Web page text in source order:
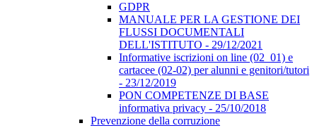
GDPR
MANUALE PER LA GESTIONE DEI
FLUSSI DOCUMENTALI
DELL'ISTITUTO - 29/12/2021
Informative iscrizioni on line (02_01) e
cartacee (02-02) per alunni e genitori/tutori
- 23/12/2019
PON COMPETENZE DI BASE
informativa privacy - 25/10/2018
Prevenzione della corruzione